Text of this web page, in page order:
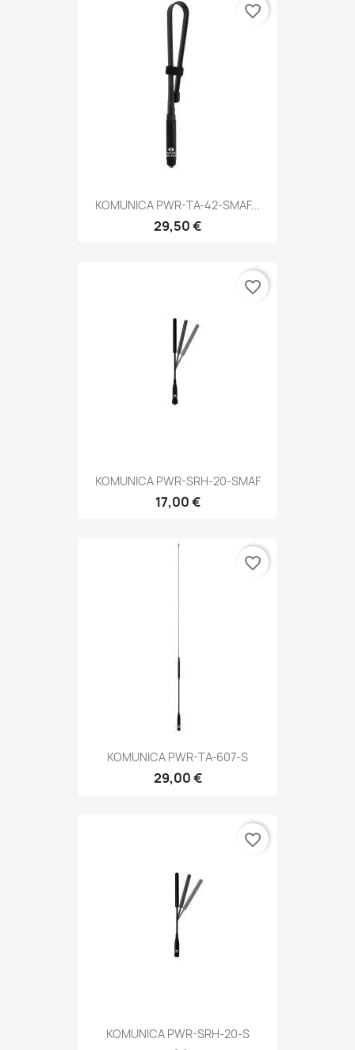
KOMUNICA PWR-TA-42-SMAF...
29,50 €
favorite_border
KOMUNICA PWR-SRH-20-SMAF
17,00 €
favorite_border
KOMUNICA PWR-TA-607-S
29,00 €
favorite_border
KOMUNICA PWR-SRH-20-S
favorite_border